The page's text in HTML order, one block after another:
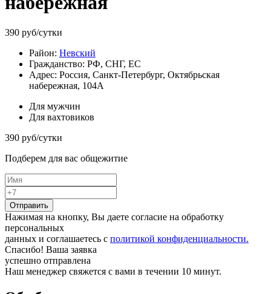
390 руб/сутки
Район: Невский
Гражданство: РФ, СНГ, ЕС
Адрес: Россия, Санкт-Петербург, Октябрьская
набережная, 104А
Для мужчин
Для вахтовиков
390 руб/сутки
Подберем для вас общежитие
Отправить
Нажимая на кнопку, Вы даете согласие на обработку
персональных
данных и соглашаетесь с политикой конфиденциальности.
Спасибо! Ваша заявка
успешно отправлена
Наш менеджер свяжется с вами в течении 10 минут.